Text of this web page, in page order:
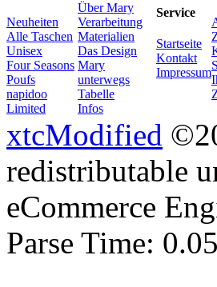
Neuheiten
Alle Taschen
Unisex
Four Seasons
Poufs
napidoo
Limited
Über Mary
Verarbeitung
Materialien
Das Design
Mary
unterwegs
Tabelle
Infos
Service
Startseite
Kontakt
Impressum
xtcModified
redistributable
eCommerce
Parse Time: